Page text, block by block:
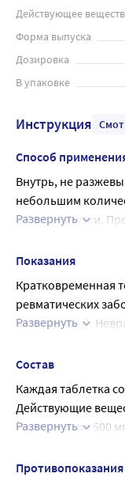
Действующее
Форма выпуска
Дозировка
В упаковке
Инструкция
Способ
Внутрь, не
небольшим
2-3 раза в сутки.
Развернуть
Показания
Кратковременная
ревматических
остеоартроз).
боль, головная
аднексит, проктит,
В составе
воспалительных
(фарингит,
Развернуть
Состав
Каждая таблетка
Действующие
Парацетамол 500
Вспомогательные
Развернуть
Противопоказания